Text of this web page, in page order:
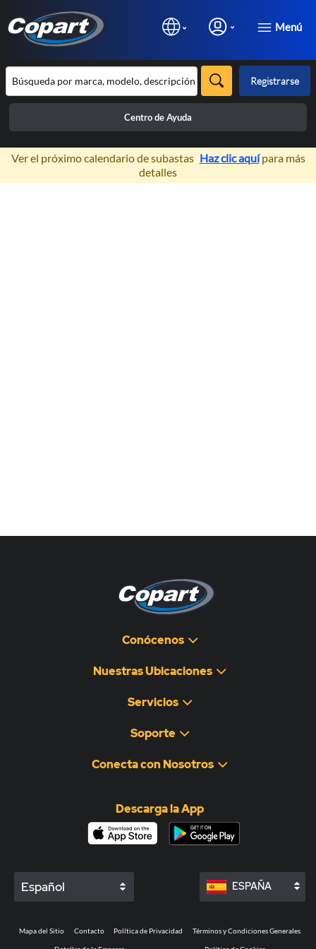
Menú
Registrarse
Centro de Ayuda
×
Ver el próximo calendario de subastas Haz clic aquípara más
detalles
Conócenos
Nuestras Ubicaciones
Servicios
Soporte
Conecta con Nosotros
Descarga la App
Español ESPAÑA
Mapa del Sitio Contacto Política de Privacidad Términos y Condiciones Generales